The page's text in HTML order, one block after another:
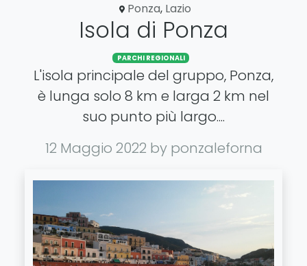
Ponza, Lazio
Isola di Ponza
PARCHI REGIONALI
L'isola principale del gruppo, Ponza,
è lunga solo 8 km e larga 2 km nel
suo punto più largo....
12 Maggio 2022 by ponzaleforna